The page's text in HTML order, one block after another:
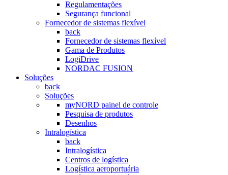
Regulamentações
Segurança funcional
Fornecedor de sistemas flexível
back
Fornecedor de sistemas flexível
Gama de Produtos
LogiDrive
NORDAC FUSION
Soluções
back
Soluções
myNORD painel de controle
Pesquisa de produtos
Desenhos
Intralogística
back
Intralogística
Centros de logística
Logística aeroportuária